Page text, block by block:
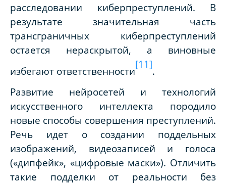
расследовании киберпреступлений. В
результате значительная часть
трансграничных киберпреступлений
остается нераскрытой, а виновные
избегают ответственности
[11]
.
Развитие нейросетей и технологий
искусственного интеллекта породило
новые способы совершения преступлений.
Речь идет о создании поддельных
изображений, видеозаписей и голоса
(«дипфейк», «цифровые маски»). Отличить
такие подделки от реальности без